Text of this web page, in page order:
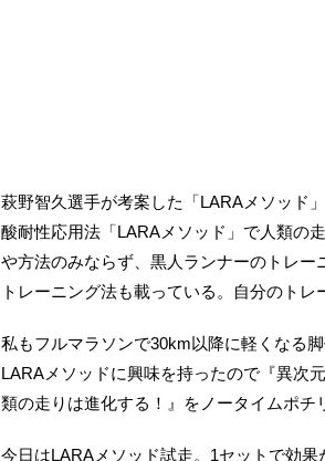
萩野智久選手が考案した「LARAメソッ
酸耐性応用法「LARAメソッド」で人類の
や方法のみならず、黒人ランナーのトレ
トレーニング法も載っている。自分のト
私もフルマラソンで30km以降に軽くなる
LARAメソッドに興味を持ったので『異次
類の走りは進化する！』をノータイムポチ
今日はLARAメソッド試走。1セットで効